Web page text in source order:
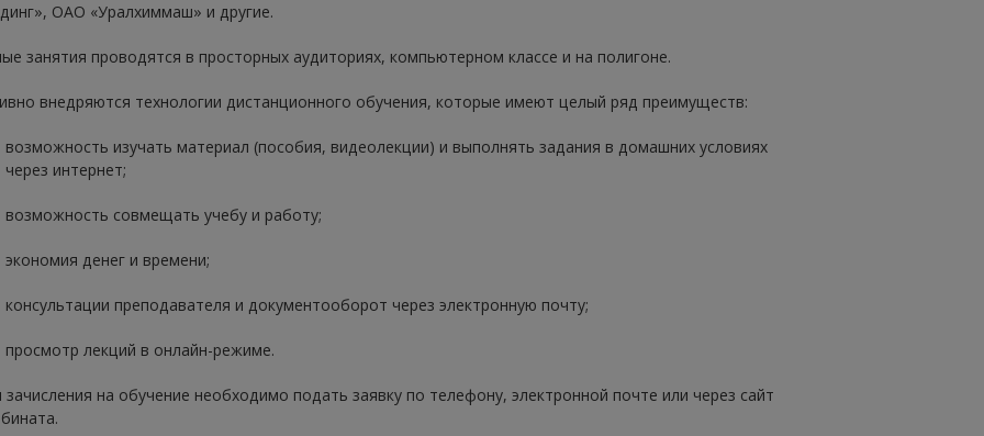
ОАО «Уралхиммаш» и другие.
занятия проводятся в просторных аудиториях, компьютерном классе и на полигоне.
внедряются технологии дистанционного обучения, которые имеют целый ряд преимуществ:
возможность изучать материал (пособия, видеолекции) и выполнять задания в домашних условиях
через интернет;
возможность совмещать учебу и работу;
экономия денег и времени;
консультации преподавателя и документооборот через электронную почту;
просмотр лекций в онлайн-режиме.
на обучение необходимо подать заявку по телефону, электронной почте или через сайт